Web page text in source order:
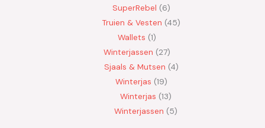
SuperRebel
6
Truien & Vesten 45
Wallets 1
Winterjassen
27
Sjaals & Mutsen 4
Winterjas 19
Winterjas 13
Winterjassen
5